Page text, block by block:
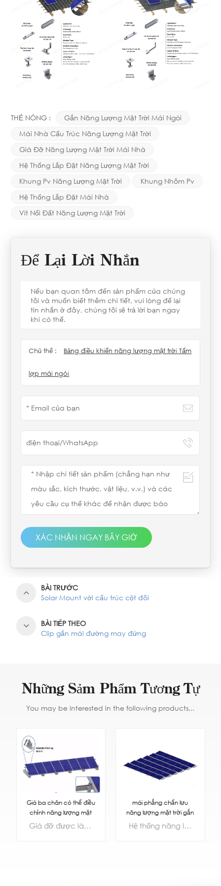
THẺ NÓNG :
Gắn Năng Lượng Mặt Trời Mái Ngói
Mái Nhà Cấu Trúc Năng Lượng Mặt Trời
Giá Đỡ Năng Lượng Mặt Trời Mái Nhà
Hệ Thống Lắp Đặt Năng Lượng Mặt Trời
Khung Pv Năng Lượng Mặt Trời
Khung Nhôm Pv
Hệ Thống Lắp Đặt Mái Nhà
Vít Nối Đất Năng Lượng Mặt Trời
Để Lại Lời Nhắn
Nếu bạn quan tâm đến sản phẩm của chúng
tôi và muốn biết thêm chi tiết, vui lòng để lại
tin nhắn ở đây, chúng tôi sẽ trả lời bạn ngay
khi có thể.
Chủ thể : Bảng điều khiển năng lượng mặt trời Tấm
lợp mái ngói
XÁC NHẬN NGAY BÂY GIỜ
BÀI TRƯỚC
Solar Mount với cấu trúc cột đôi
BÀI TIẾP THEO
Clip gắn mái đường may đứng
Những Sảm Phẩm Tương Tự
You may be interested in the following products...
Giá ba chân có thể điều
chỉnh năng lượng mặt
trời trên mái nhôm Giá đỡ được làm bằng vật liệu chính chất lượng cao, nhôm AL6500-T5 được anot hóa tiên tiến và bề mặt được anot hóa với 12-15MIC. Hiệu suất chống ăn mòn và chống gỉ tuyệt vời của nó đảm bảo tuổi thọ 30 năm. Đồng thời, đặc tính nhẹ của nhôm giúp giảm tải trọng cho mái nhà, giúp mái nhà trở nên an toàn và đáng tin cậy
mái phẳng chấn lưu
năng lượng mặt trời gắn
Hệ thống năng lượng mặt trời chấn lưu phù hợp với mái và sàn có góc nghiêng, và cấu trúc chấn lưu mới này nhẹ, linh hoạt và chắc chắn. Dễ dàng tập hợp